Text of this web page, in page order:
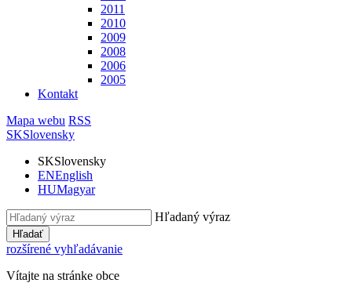
2011
2010
2009
2008
2006
2005
Kontakt
Mapa webu RSS
SKSlovensky
SKSlovensky
ENEnglish
HUMagyar
Hľadaný výraz
Hľadať
rozšírené vyhľadávanie
Vítajte na stránke obce